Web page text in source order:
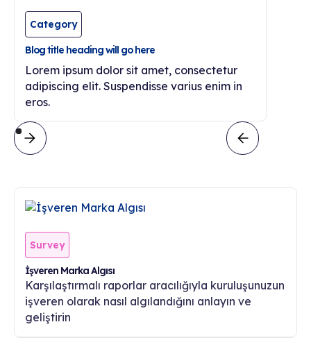
Category
Blog title heading will go here
Lorem ipsum dolor sit amet, consectetur
adipiscing elit. Suspendisse varius enim in
eros.
Survey
İşveren Marka Algısı
Karşılaştırmalı raporlar aracılığıyla kuruluşunuzun
işveren olarak nasıl algılandığını anlayın ve
geliştirin